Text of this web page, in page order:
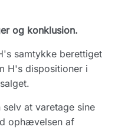
og konklusion.
samtykke berettiget
H's dispositioner i
at varetage sine
ophævelsen af